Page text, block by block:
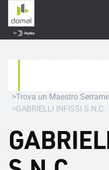
Trova un Maestro
GABRIELLI INFISSI S.N.C.